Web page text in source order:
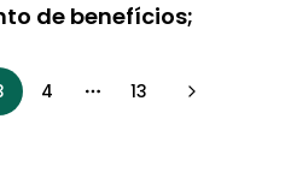
de benefícios;
4 More pages
13